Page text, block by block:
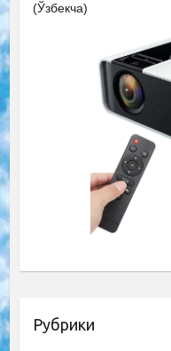
(Ўзбекча)
Рубрики